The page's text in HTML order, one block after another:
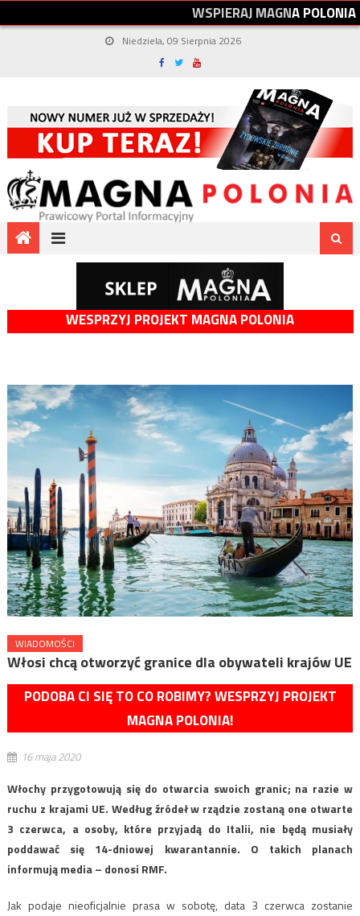
WSPIERAJMAGNAPOLONIA
Niedziela, 09 Sierpnia 2026
WESPRZYJ PROJEKT MAGNA POLONIA
WIADOMOŚCI
Włosi chcą otworzyć granice dla obywateli krajów UE
PODOBA CI SIĘ TO CO ROBIMY? WESPRZYJ PROJEKT
MAGNA POLONIA!
16 maja 2020
Włochy przygotowują się do otwarcia swoich granic; na razie w
ruchu z krajami UE. Według źródeł w rządzie zostaną one otwarte
3 czerwca, a osoby, które przyjadą do Italii, nie będą musiały
poddawać się 14-dniowej kwarantannie. O takich planach
informują media – donosi RMF.
Jak podaje nieoficjalnie prasa w sobotę, data 3 czerwca zostanie